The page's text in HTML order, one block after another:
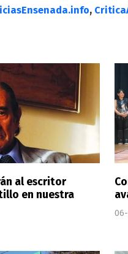
,
al escritor
en nuestra